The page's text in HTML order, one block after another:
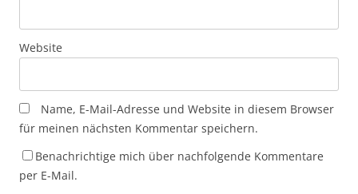
Website
Name, E-Mail-Adresse und Website in diesem Browser
für meinen nächsten Kommentar speichern.
Benachrichtige mich über nachfolgende Kommentare
per E-Mail.